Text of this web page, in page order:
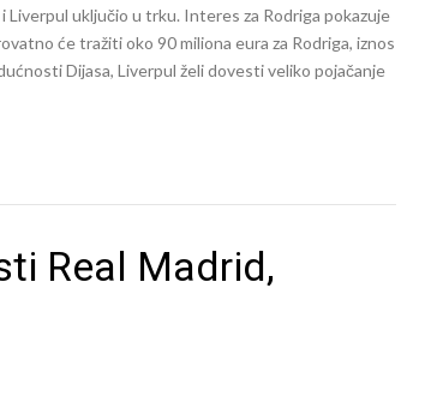
Liverpul uključio u trku. Interes za Rodriga pokazuje
će tražiti oko 90 miliona eura za Rodriga, iznos
Dijasa, Liverpul želi dovesti veliko pojačanje
Real Madrid,